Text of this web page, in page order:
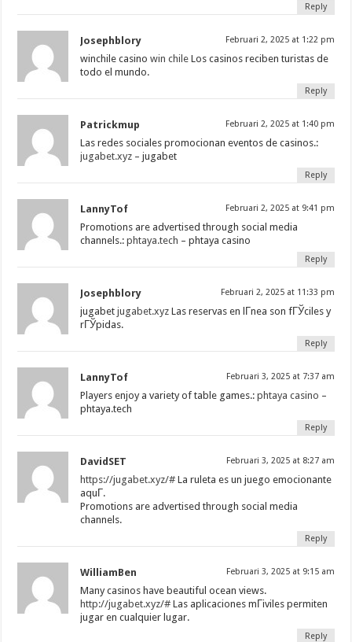
Reply
Josephblory Februari 2, 2025 at 1:22 pm
winchile casinowin chile Los casinos reciben turistas de
todo el mundo.
Reply
Patrickmup Februari 2, 2025 at 1:40 pm
Las redes sociales promocionan eventos de casinos.:
jugabet.xyz – jugabet
Reply
LannyTof Februari 2, 2025 at 9:41 pm
Promotions are advertised through social media
channels.:phtaya.tech – phtaya casino
Reply
Josephblory Februari 2, 2025 at 11:33 pm
jugabetjugabet.xyz Las reservas en lГ­nea son fГЎciles y
rГЎpidas.
Reply
LannyTof Februari 3, 2025 at 7:37 am
Players enjoy a variety of table games.:phtaya casino –
phtaya.tech
Reply
DavidSET Februari 3, 2025 at 8:27 am
https://jugabet.xyz/# La ruleta es un juego emocionante
aquГ­.
Promotions are advertised through social media
channels.
Reply
WilliamBen Februari 3, 2025 at 9:15 am
Many casinos have beautiful ocean views.
http://jugabet.xyz/# Las aplicaciones mГіviles permiten
jugar en cualquier lugar.
Reply